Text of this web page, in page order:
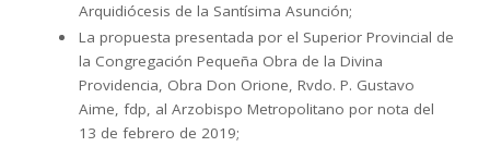
Arquidiócesis de la Santísima Asunción;
La propuesta presentada por el Superior Provincial de
la Congregación Pequeña Obra de la Divina
Providencia, Obra Don Orione, Rvdo. P. Gustavo
Aime, fdp, al Arzobispo Metropolitano por nota del
13 de febrero de 2019;